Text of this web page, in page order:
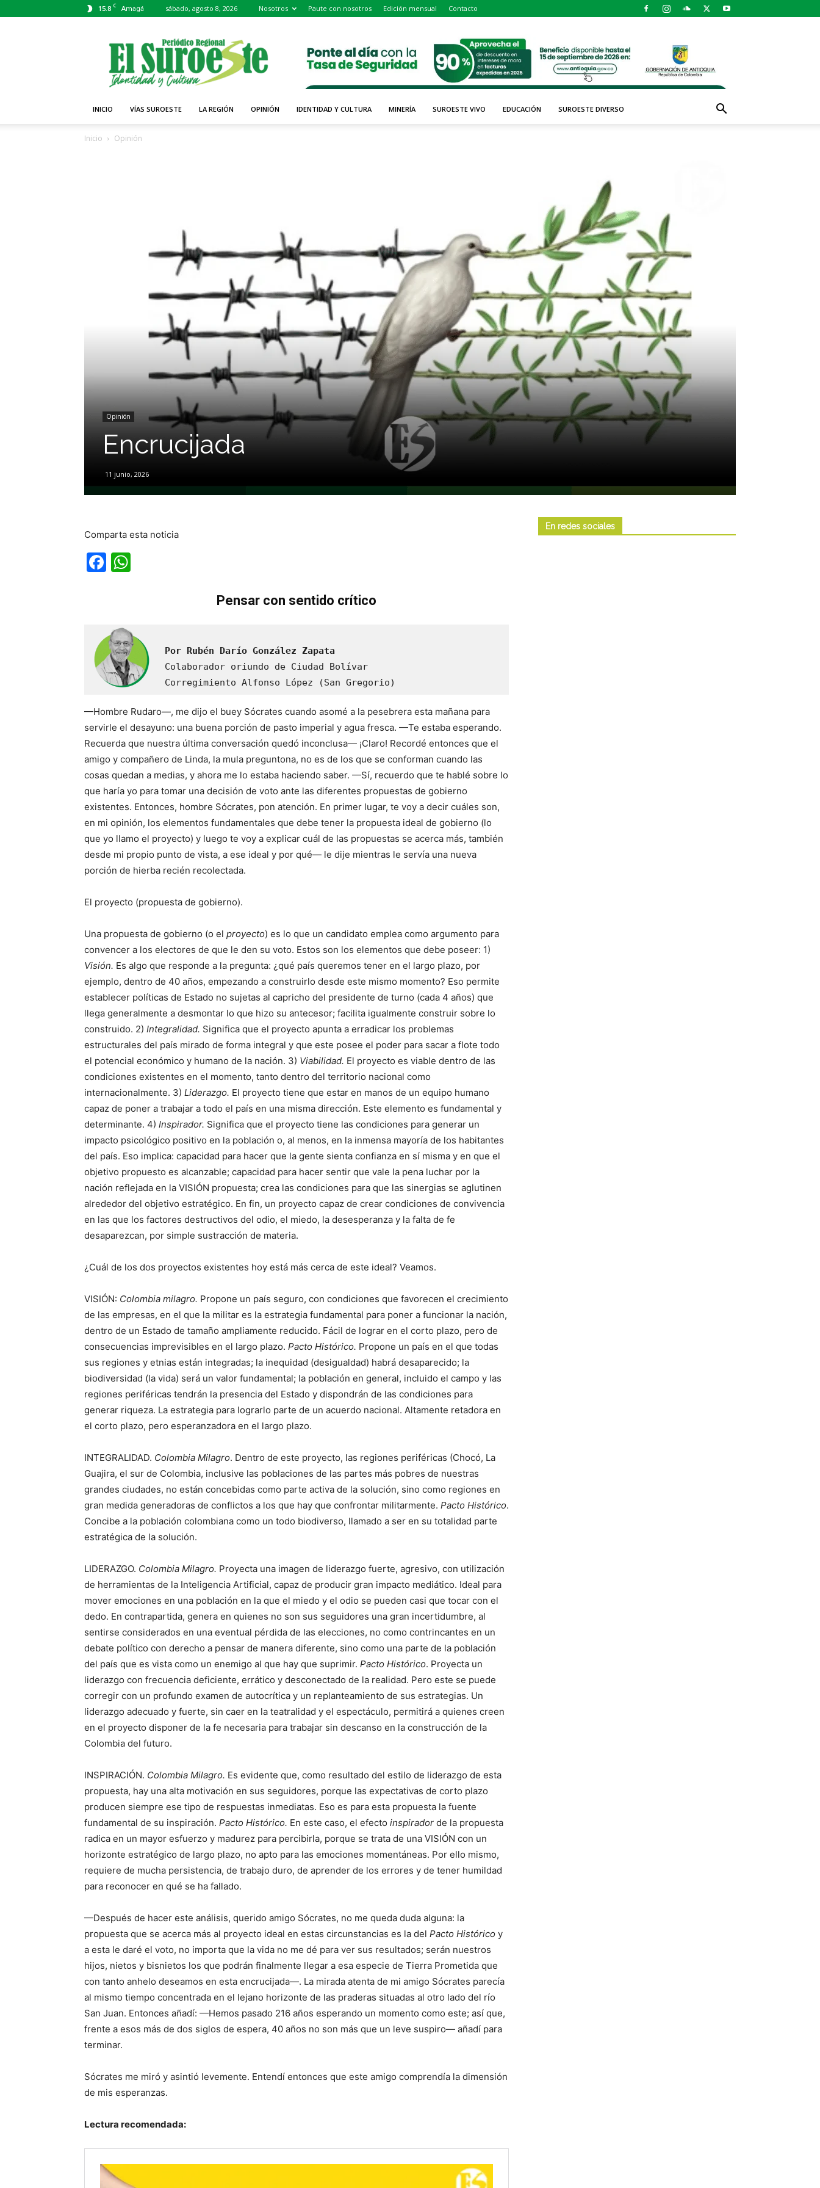
15.8 C Amagá sábado, agosto 8, 2026 Nosotros Paute con nosotros Edición mensual Contacto
Periódico
El
Suroeste
INICIO VÍAS SUROESTE LA REGIÓN OPINIÓN IDENTIDAD Y CULTURA MINERÍA SUROESTE VIVO EDUCACIÓN SUROESTE DIVERSO
Inicio Opinión
Opinión
Encrucijada
11 junio, 2026
Comparta esta noticia
Facebook
Pensar con sentido crítico
Por Rubén Darío González Zapata
Colaborador oriundo de Ciudad Bolívar
Corregimiento Alfonso López (San Gregorio)
—Hombre Rudaro—, me dijo el buey Sócrates cuando asomé a la pesebrera esta mañana para
servirle el desayuno: una buena porción de pasto imperial y agua fresca. —Te estaba esperando.
Recuerda que nuestra última conversación quedó inconclusa— ¡Claro! Recordé entonces que el
amigo y compañero de Linda, la mula preguntona, no es de los que se conforman cuando las
cosas quedan a medias, y ahora me lo estaba haciendo saber. —Sí, recuerdo que te hablé sobre lo
que haría yo para tomar una decisión de voto ante las diferentes propuestas de gobierno
existentes. Entonces, hombre Sócrates, pon atención. En primer lugar, te voy a decir cuáles son,
en mi opinión, los elementos fundamentales que debe tener la propuesta ideal de gobierno (lo
que yo llamo el proyecto) y luego te voy a explicar cuál de las propuestas se acerca más, también
desde mi propio punto de vista, a ese ideal y por qué— le dije mientras le servía una nueva
porción de hierba recién recolectada.
El proyecto (propuesta de gobierno).
Una propuesta de gobierno (o el proyecto) es lo que un candidato emplea como argumento para
convencer a los electores de que le den su voto. Estos son los elementos que debe poseer: 1)
Visión. Es algo que responde a la pregunta: ¿qué país queremos tener en el largo plazo, por
ejemplo, dentro de 40 años, empezando a construirlo desde este mismo momento? Eso permite
establecer políticas de Estado no sujetas al capricho del presidente de turno (cada 4 años) que
llega generalmente a desmontar lo que hizo su antecesor; facilita igualmente construir sobre lo
construido. 2) Integralidad. Significa que el proyecto apunta a erradicar los problemas
estructurales del país mirado de forma integral y que este posee el poder para sacar a flote todo
el potencial económico y humano de la nación. 3) Viabilidad. El proyecto es viable dentro de las
condiciones existentes en el momento, tanto dentro del territorio nacional como
internacionalmente. 3) Liderazgo. El proyecto tiene que estar en manos de un equipo humano
capaz de poner a trabajar a todo el país en una misma dirección. Este elemento es fundamental y
determinante. 4) Inspirador. Significa que el proyecto tiene las condiciones para generar un
impacto psicológico positivo en la población o, al menos, en la inmensa mayoría de los habitantes
del país. Eso implica: capacidad para hacer que la gente sienta confianza en sí misma y en que el
objetivo propuesto es alcanzable; capacidad para hacer sentir que vale la pena luchar por la
nación reflejada en la VISIÓN propuesta; crea las condiciones para que las sinergias se aglutinen
alrededor del objetivo estratégico. En fin, un proyecto capaz de crear condiciones de convivencia
en las que los factores destructivos del odio, el miedo, la desesperanza y la falta de fe
desaparezcan, por simple sustracción de materia.
¿Cuál de los dos proyectos existentes hoy está más cerca de este ideal? Veamos.
VISIÓN: Colombia milagro. Propone un país seguro, con condiciones que favorecen el crecimiento
de las empresas, en el que la militar es la estrategia fundamental para poner a funcionar la nación,
dentro de un Estado de tamaño ampliamente reducido. Fácil de lograr en el corto plazo, pero de
consecuencias imprevisibles en el largo plazo. Pacto Histórico. Propone un país en el que todas
sus regiones y etnias están integradas; la inequidad (desigualdad) habrá desaparecido; la
biodiversidad (la vida) será un valor fundamental; la población en general, incluido el campo y las
regiones periféricas tendrán la presencia del Estado y dispondrán de las condiciones para
generar riqueza. La estrategia para lograrlo parte de un acuerdo nacional. Altamente retadora en
el corto plazo, pero esperanzadora en el largo plazo.
INTEGRALIDAD. Colombia Milagro. Dentro de este proyecto, las regiones periféricas (Chocó, La
Guajira, el sur de Colombia, inclusive las poblaciones de las partes más pobres de nuestras
grandes ciudades, no están concebidas como parte activa de la solución, sino como regiones en
gran medida generadoras de conflictos a los que hay que confrontar militarmente. Pacto Histórico.
Concibe a la población colombiana como un todo biodiverso, llamado a ser en su totalidad parte
estratégica de la solución.
LIDERAZGO. Colombia Milagro. Proyecta una imagen de liderazgo fuerte, agresivo, con utilización
de herramientas de la Inteligencia Artificial, capaz de producir gran impacto mediático. Ideal para
mover emociones en una población en la que el miedo y el odio se pueden casi que tocar con el
dedo. En contrapartida, genera en quienes no son sus seguidores una gran incertidumbre, al
sentirse considerados en una eventual pérdida de las elecciones, no como contrincantes en un
debate político con derecho a pensar de manera diferente, sino como una parte de la población
del país que es vista como un enemigo al que hay que suprimir. Pacto Histórico. Proyecta un
liderazgo con frecuencia deficiente, errático y desconectado de la realidad. Pero este se puede
corregir con un profundo examen de autocrítica y un replanteamiento de sus estrategias. Un
liderazgo adecuado y fuerte, sin caer en la teatralidad y el espectáculo, permitirá a quienes creen
en el proyecto disponer de la fe necesaria para trabajar sin descanso en la construcción de la
Colombia del futuro.
INSPIRACIÓN. Colombia Milagro. Es evidente que, como resultado del estilo de liderazgo de esta
propuesta, hay una alta motivación en sus seguidores, porque las expectativas de corto plazo
producen siempre ese tipo de respuestas inmediatas. Eso es para esta propuesta la fuente
fundamental de su inspiración. Pacto Histórico. En este caso, el efecto inspirador de la propuesta
radica en un mayor esfuerzo y madurez para percibirla, porque se trata de una VISIÓN con un
horizonte estratégico de largo plazo, no apto para las emociones momentáneas. Por ello mismo,
requiere de mucha persistencia, de trabajo duro, de aprender de los errores y de tener humildad
para reconocer en qué se ha fallado.
—Después de hacer este análisis, querido amigo Sócrates, no me queda duda alguna: la
propuesta que se acerca más al proyecto ideal en estas circunstancias es la del Pacto Histórico y
a esta le daré el voto, no importa que la vida no me dé para ver sus resultados; serán nuestros
hijos, nietos y bisnietos los que podrán finalmente llegar a esa especie de Tierra Prometida que
con tanto anhelo deseamos en esta encrucijada—. La mirada atenta de mi amigo Sócrates parecía
al mismo tiempo concentrada en el lejano horizonte de las praderas situadas al otro lado del río
San Juan. Entonces añadí: —Hemos pasado 216 años esperando un momento como este; así que,
frente a esos más de dos siglos de espera, 40 años no son más que un leve suspiro— añadí para
terminar.
Sócrates me miró y asintió levemente. Entendí entonces que este amigo comprendía la dimensión
de mis esperanzas.
Lectura recomendada:
En redes sociales